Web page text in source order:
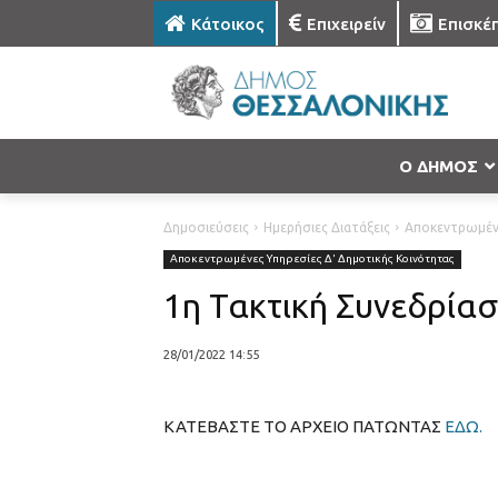
Κάτοικος Επιχειρείν
Ο ΔΗΜΟΣ
Δημοσιεύσεις Ημερήσιες Διατάξεις
Αποκεντρωμένες Υπηρεσίες Δ' Δημοτικής Κοινότητας
1η Τακτική
28/01/2022 14:55
ΚΑΤΕΒΑΣΤΕ ΤΟ ΑΡΧΕΙΟ ΠΑΤΩΝΤΑΣ ΕΔΩ.